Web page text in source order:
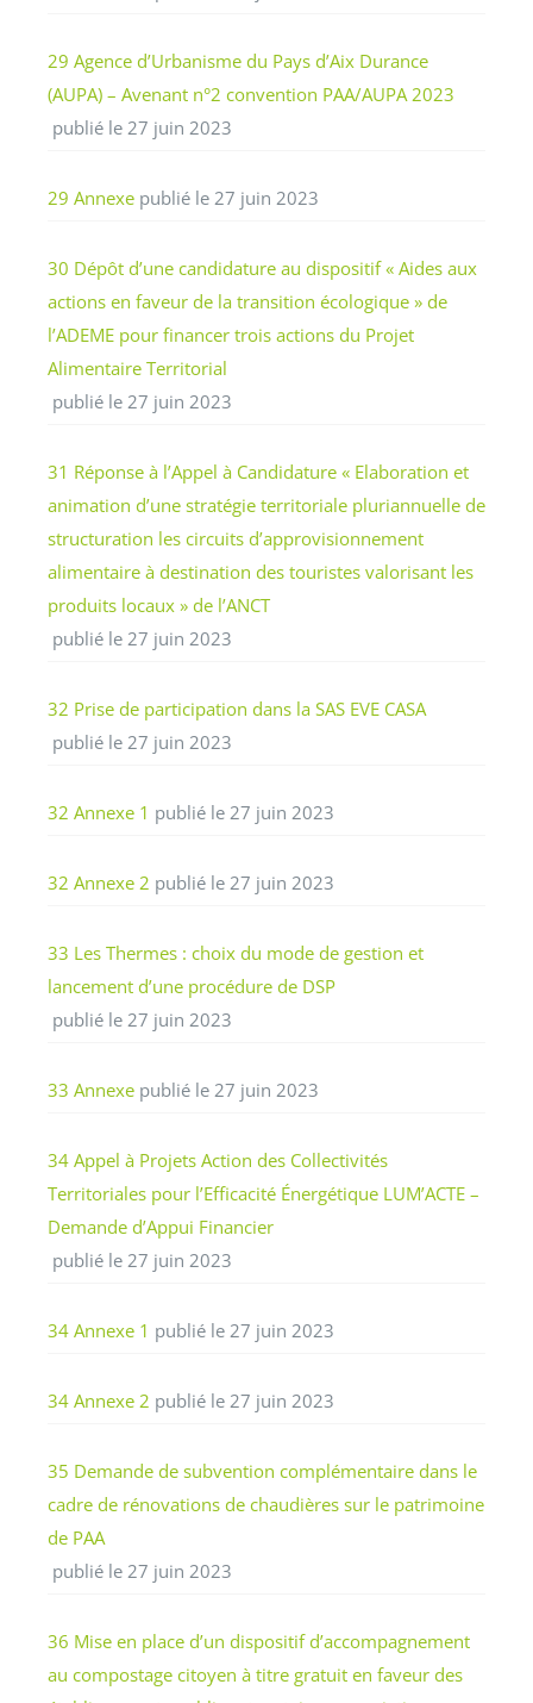
29 Agence d’Urbanisme du Pays d’Aix Durance
(AUPA) – Avenant n°2 convention PAA/AUPA 2023
publié le 27 juin 2023
29 Annexe publié le 27 juin 2023
30 Dépôt d’une candidature au dispositif « Aides aux
actions en faveur de la transition écologique » de
l’ADEME pour financer trois actions du Projet
Alimentaire Territorial
publié le 27 juin 2023
31 Réponse à l’Appel à Candidature « Elaboration et
animation d’une stratégie territoriale pluriannuelle de
structuration les circuits d’approvisionnement
alimentaire à destination des touristes valorisant les
produits locaux » de l’ANCT
publié le 27 juin 2023
32 Prise de participation dans la SAS EVE CASA
publié le 27 juin 2023
32 Annexe 1 publié le 27 juin 2023
32 Annexe 2 publié le 27 juin 2023
33 Les Thermes : choix du mode de gestion et
lancement d’une procédure de DSP
publié le 27 juin 2023
33 Annexe publié le 27 juin 2023
34 Appel à Projets Action des Collectivités
Territoriales pour l’Efficacité Énergétique LUM’ACTE –
Demande d’Appui Financier
publié le 27 juin 2023
34 Annexe 1 publié le 27 juin 2023
34 Annexe 2 publié le 27 juin 2023
35 Demande de subvention complémentaire dans le
cadre de rénovations de chaudières sur le patrimoine
de PAA
publié le 27 juin 2023
36 Mise en place d’un dispositif d’accompagnement
au compostage citoyen à titre gratuit en faveur des